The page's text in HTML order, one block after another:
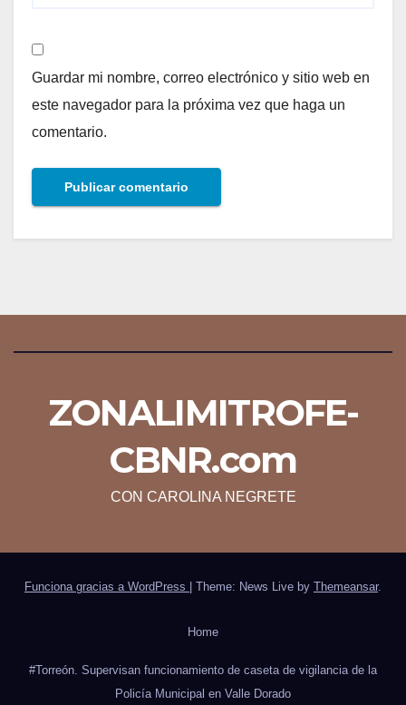
Guardar mi nombre, correo electrónico y sitio web en
este navegador para la próxima vez que haga un
comentario.
ZONALIMITROFE-
CBNR.com
CON CAROLINA NEGRETE
Funciona gracias a WordPress Theme: News Live by Themeansar.
Home
#Torreón. Supervisan funcionamiento de caseta de vigilancia de la
Policía Municipal en Valle Dorado